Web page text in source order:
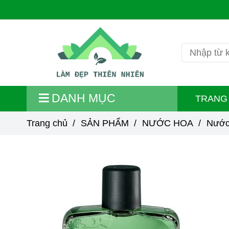
DANH MỤC
Trang chủ / SẢN PHẨM / NƯỚC HOA /